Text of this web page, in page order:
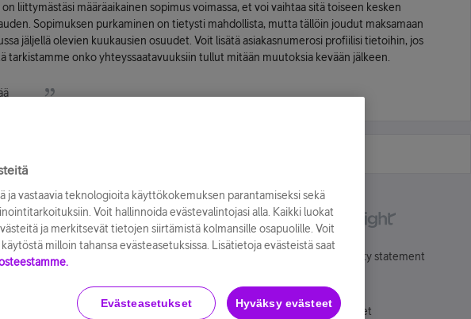
on liittymästäsi määräaikainen sopimus voimassa, et voi vaihtaa sitä toiseen kesken
Sopimuksen purkaminen on tietysti mahdollista, mutta tällöin joudut maksamaan
jäljellä olevien kuukausien osuudet. Voit lisätä asiakasnumerosi profiilisi tietoihin, jos
tarkistamme onko yhteyssaatavuuksiin tullut mitään muutoksia kevään jälkeen.
Accessibility statement
Evästeasetukset
ja vastaavia teknologioita käyttökokemuksen parantamiseksi sekä
Voit hallinnoida evästevalintojasi alla. Kaikki luokat
ja merkitsevät tietojen siirtämistä kolmansille osapuolille. Voit
milloin tahansa evästeasetuksissa. Lisätietoja evästeistä saat
Evästeasetukset Hyväksy evästeet